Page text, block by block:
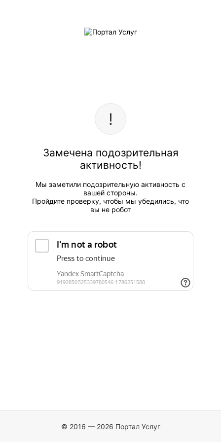
Замечена подозрительная
активность!
Мы заметили подозрительную активность с
вашей стороны.
Пройдите проверку, чтобы мы убедились, что
вы не робот
© 2016 — 2026 Портал Услуг